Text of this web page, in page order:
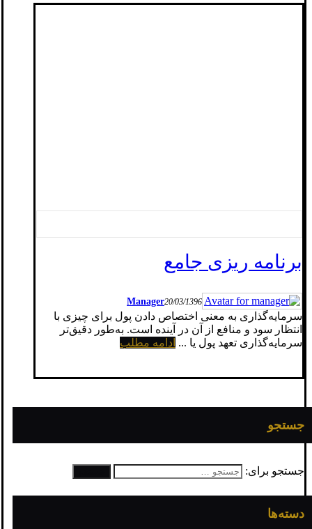
برنامه ریزی جامع
Manager20/03/1396
سرمایه‌گذاری به معنی اختصاص دادن پول برای چیزی با
انتظار سود و منافع از آن در آینده است. به‌طور دقیق‌تر
سرمایه‌گذاری تعهد پول یا ... ادامه مطلب
جستجو
جستجو برای:
دسته‌ها